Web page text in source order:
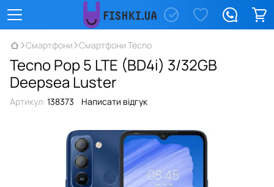
Смартфони Смартфони Tecno
Tecno Pop 5 LTE (BD4i) 3/32GB
Deepsea Luster
Артикул: 138373 Написати відгук